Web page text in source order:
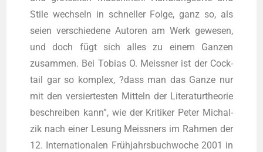
Sti­le wech­seln in schnel­ler Fol­ge, ganz so, als
sei­en ver­schie­de­ne Autoren am Werk gewe­sen,
und doch fügt sich alles zu einem Gan­zen
zusam­men. Bei Tobi­as O. Meiss­ner ist der Cock­
tail gar so kom­plex, ?dass man das Gan­ze nur
mit den ver­sier­tes­ten Mit­teln der Lite­ra­tur­theo­rie
beschrei­ben kann”, wie der Kri­ti­ker Peter Mich­al­
zik nach einer Lesung Meiss­ners im Rah­men der
12. Inter­na­tio­na­len Früh­jahrs­buch­wo­che 2001 in